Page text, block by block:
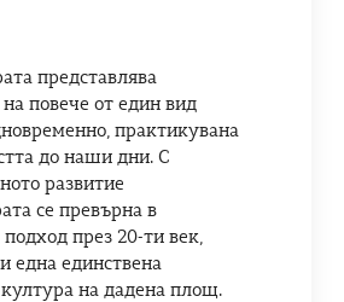
представлява
повече от един вид
практикувана
до наши дни. С
развитие
се превърна в
през 20-ти век,
една единствена
на дадена площ.